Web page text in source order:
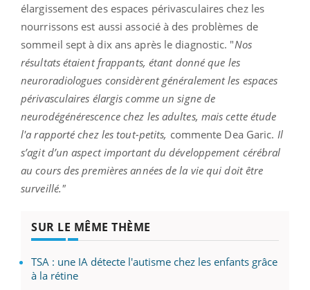
élargissement des espaces périvasculaires chez les
nourrissons est aussi associé à des problèmes de
sommeil sept à dix ans après le diagnostic. "Nos
résultats étaient frappants, étant donné que les
neuroradiologues considèrent généralement les espaces
périvasculaires élargis comme un signe de
neurodégénérescence chez les adultes, mais cette étude
l'a rapporté chez les tout-petits, commente Dea Garic. Il
s’agit d’un aspect important du développement cérébral
au cours des premières années de la vie qui doit être
surveillé."
SUR LE MÊME THÈME
TSA : une IA détecte l'autisme chez les enfants grâce
à la rétine